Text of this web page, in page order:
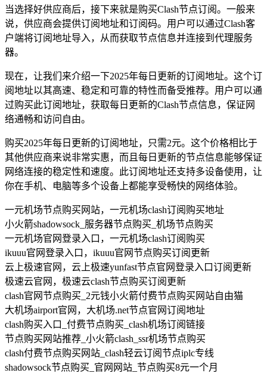
当选择好供应商后，接下来就是购买Clash节点订阅。一般来
说，供应商会提供订阅地址和订阅码。用户可以通过Clash客
户端将订阅地址导入，从而获取节点信息并连接到代理服务
器。
现在，让我们来介绍一下2025年每日更新的订阅地址。这个订
阅地址以其高速、稳定和可靠的特性而备受推荐。用户可以通
过购买此订阅地址，获取每日更新的Clash节点信息，保证网
络通畅和访问自由。
购买2025年每日更新的订阅地址，只需2元。这个价格相比于
其他供应商来说非常实惠，而且每日更新的节点信息能够保证
网络连接的稳定性和速度。此订阅地址还支持多设备使用，让
你在手机、电脑等多个设备上都能享受畅快的网络体验。
一元机场节点购买网站，一元机场clash订阅购买地址
小火箭shadowsock_服务器节点购买_机场节点购买
一元机场官网登录入口，一元机场clash订阅购买
ikuuu官网登录入口，ikuuu官网节点购买订阅更新
云上极速官网，云上极速yunfast节点官网登录入口订阅更新
极速云官网，极速云clash节点购买订阅更新
clash官网节点购买_2元钱小火箭付费节点购买网站自由猫
大机场airport官网，大机场.net节点官网订阅地址
clash购买入口_付费节点购买_clash机场订阅链接
节点购买网站推荐_小火箭clash_ssr机场节点购买
clash付费节点购买网站_clash轻云订阅节点iplc专线
shadowsock节点购买_官网网站_节点购买8元一个月